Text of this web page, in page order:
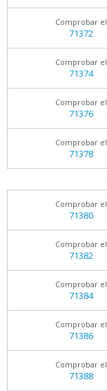
Comprobar el
71372
Comprobar el
71374
Comprobar el
71376
Comprobar el
71378
Comprobar el
71380
Comprobar el
71382
Comprobar el
71384
Comprobar el
71386
Comprobar el
71388